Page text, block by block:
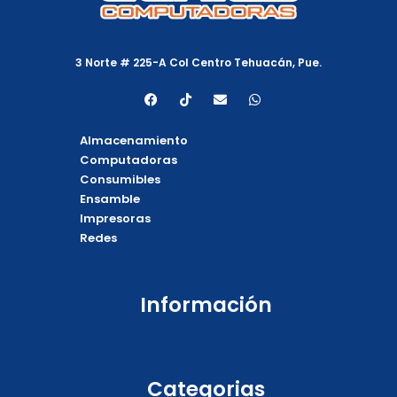
3 Norte # 225-A Col Centro Tehuacán, Pue.
F
a
e
b
o
k
T
i
o
E
n
W
h
Almacenamiento
Computadoras
Consumibles
Ensamble
Impresoras
Redes
Información
Categorias